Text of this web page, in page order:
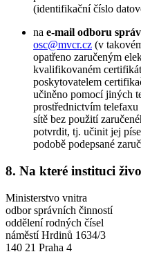
(identifikační číslo
na e-mail odboru
osc@mvcr.cz (v
opatřeno zaručeným
kvalifikovaném
poskytovatelem
učiněno pomocí jiných
prostřednictvím
sítě bez použití
potvrdit, tj. učinit jej
podobě podepsané
8. Na které instituci
Ministerstvo vnitra
odbor správních činností
oddělení rodných čísel
náměstí Hrdinů 1634/3
140 21 Praha 4